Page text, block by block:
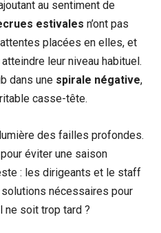
au sentiment de
estivales n’ont pas
placées en elles, et
leur niveau habituel.
dans une spirale négative,
casse-tête.
des failles profondes.
éviter une saison
: les dirigeants et le staff
nécessaires pour
ne soit trop tard ?